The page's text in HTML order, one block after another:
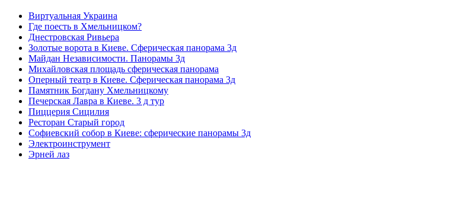
Виртуальная Украина
Где поесть в Хмельницком?
Днестровская Ривьера
Золотые ворота в Киеве. Сферическая панорама 3д
Майдан Независимости. Панорамы 3д
Михайловская площадь сферическая панорама
Оперный театр в Киеве. Сферическая панорама 3д
Памятник Богдану Хмельницкому
Печерская Лавра в Киеве. 3 д тур
Пиццерия Сицилия
Ресторан Старый город
Софиевский собор в Киеве: сферические панорамы 3д
Электроинструмент
Эрней лаз